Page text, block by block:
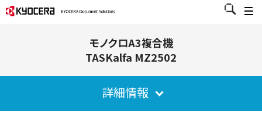
モノクロA3複合機
TASKalfa MZ2502
詳細情報